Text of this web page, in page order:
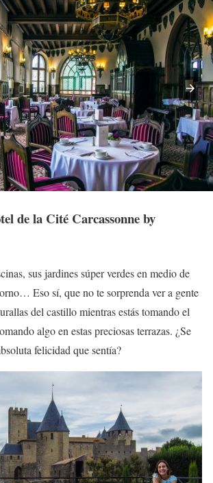
de la Cité Carcassonne by
sus jardines súper verdes en medio de
Eso sí, que no te sorprenda ver a gente
del castillo mientras estás tomando el
algo en estas preciosas terrazas. ¿Se
felicidad que sentía?